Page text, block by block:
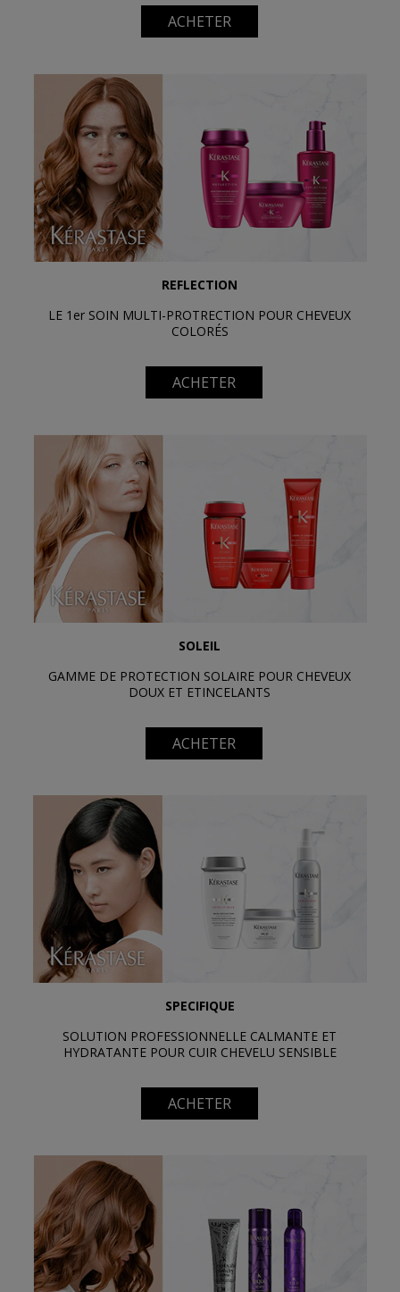
ACHETER
REFLECTION
LE 1er SOIN MULTI-PROTRECTION POUR CHEVEUX
COLORÉS
ACHETER
SOLEIL
GAMME DE PROTECTION SOLAIRE POUR CHEVEUX
DOUX ET ETINCELANTS
ACHETER
SPECIFIQUE
SOLUTION PROFESSIONNELLE CALMANTE ET
HYDRATANTE POUR CUIR CHEVELU SENSIBLE
ACHETER